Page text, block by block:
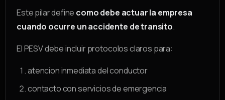
Este pilar define como debe actuar la empresa
cuando ocurre un accidente de transito.
El PESV debe incluir protocolos claros para:
atencion inmediata del conductor
contacto con servicios de emergencia